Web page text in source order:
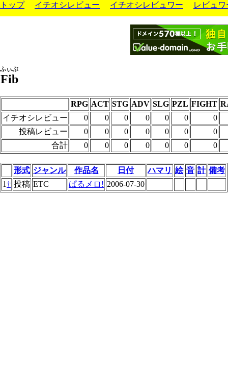
トップ イチオシレビュー イチオシレビュワー レビュワ
Fib
ふぃぶ
RPG ACT STG ADV SLG PZL FIGHT
イチオシレビュー
0 0 0 0 0 0
0
投稿レビュー
0 0 0 0 0 0
0
合計
0 0 0 0 0 0 0
形式 ジャンル 作品名 日付 ハマリ 絵 音 計 備考
1† 投稿 ETC ぱるメロ! 2006-07-30